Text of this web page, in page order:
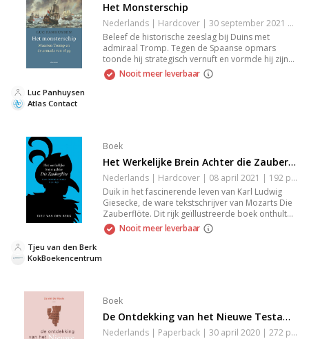
Het Monsterschip
Nederlands | Hardcover | 30 september 2021 | 320 pagina's | 9789045040714
Beleef de historische zeeslag bij Duins met
admiraal Tromp. Tegen de Spaanse opmars
toonde hij strategisch vernuft en vormde hij zijn
vloot tot een 'monsterschip'. Ontdek hoe hij in
1639 de Spanjaarden vernietigend versloeg en de
Nooit meer leverbaar
Atlas Contact
Luc Panhuysen
Boek
Het Werkelijke Brein Achter die Zauberflöte
Nederlands | Hardcover | 08 april 2021 | 192 pagina's | 9789043535953
Duik in het fascinerende leven van Karl Ludwig
Giesecke, de ware tekstschrijver van Mozarts Die
Zauberflöte. Dit rijk geïllustreerde boek onthult
Gieseckes veelzijdigheid als mineraloog,
poolonderzoeker, theaterdichter en
Nooit meer leverbaar
KokBoekencentrum
Tjeu van den Berk
Boek
De Ontdekking van het Nieuwe Testament
Nederlands | Paperback | 30 april 2020 | 272 pagina's | Basisbijbel | 9789089723895